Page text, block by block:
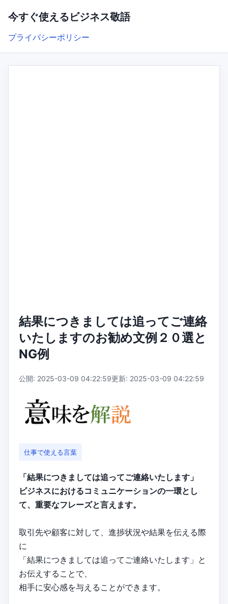
今すぐ使えるビジネス敬語
プライバシーポリシー
結果につきましては追ってご連絡
いたしますのお勧め文例２０選と
NG例
公開: 2025-03-09 04:22:59更新: 2025-03-09 04:22:59
仕事で使える言葉
「結果につきましては追ってご連絡いたします」
ビジネスにおけるコミュニケーションの一環とし
て、重要なフレーズと言えます。
取引先や顧客に対して、進捗状況や結果を伝える際
に
「結果につきましては追ってご連絡いたします」と
お伝えすることで、
相手に安心感を与えることができます。